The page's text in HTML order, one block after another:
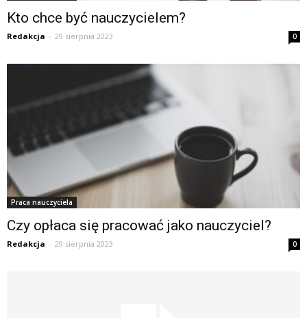
Kto chce być nauczycielem?
Redakcja - 29 sierpnia 2023 0
Praca nauczyciela
Czy opłaca się pracować jako nauczyciel?
Redakcja - 29 sierpnia 2023 0